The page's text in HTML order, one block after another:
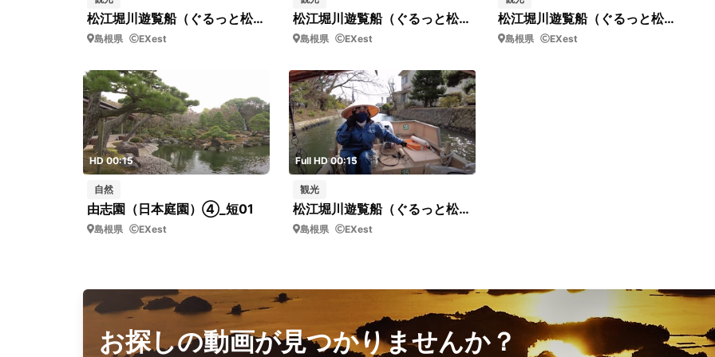
松江堀川遊覧船（ぐるっと松江堀川めぐり）_17
島根県 EXest
松江堀川遊覧船（ぐるっと松江堀川めぐり）_15
島根県 EXest
松江堀川遊覧船（ぐるっと松江堀川めぐり）_11_短03
島根県 EXest
HD 00:15
自然
由志園（日本庭園）④_短01
島根県 EXest
Full HD 00:15
観光
松江堀川遊覧船（ぐるっと松江堀川めぐり）_10_短01
島根県 EXest
お探しの動画が見つかりませんか？